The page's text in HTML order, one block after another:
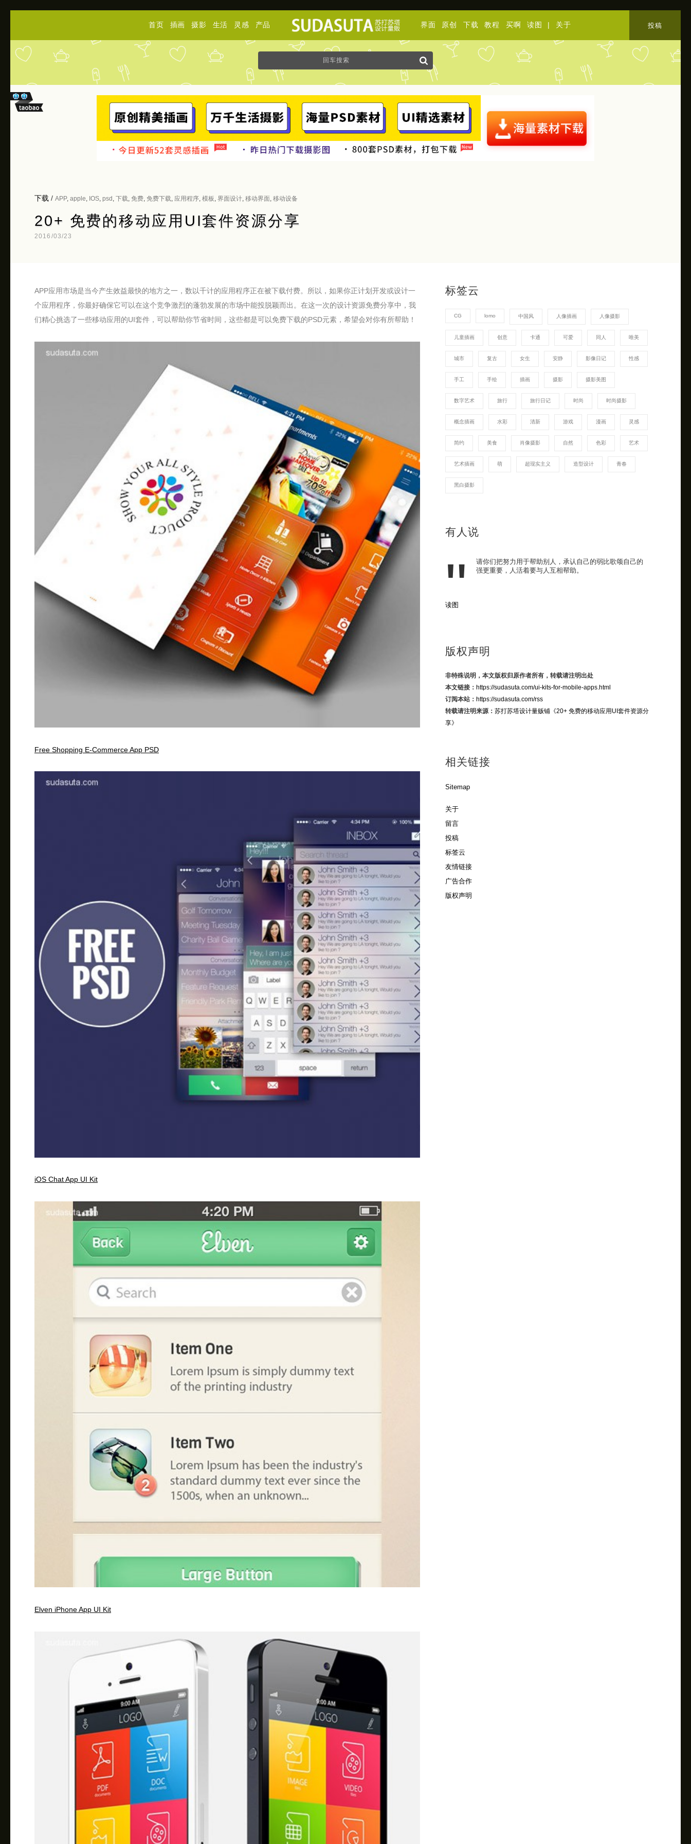
首页 插画 摄影 生活 灵感 产品 界面 原创 下载 教程 买啊 读图 | 关于 投稿
下载 / APP, apple IOS psd 下载 免费 免费下载 应用程序 模板 界面设计 移动界面 移动设备
20+ 免费的移动应用UI套件资源分享
2016/03/23
APP应用市场是当今产生效益最快的地方之一，数以千计的应用程序正在被下载付费。所以，如果你正计划开发或设计一
个应用程序，你最好确保它可以在这个竞争激烈的蓬勃发展的市场中能投脱颖而出。在这一次的设计资源免费分享中，我
们精心挑选了一些移动应用的UI套件，可以帮助你节省时间，这些都是可以免费下载的PSD元素，希望会对你有所帮助！
Free Shopping E-Commerce App PSD
iOS Chat App UI Kit
Elven iPhone App UI Kit
标签云
CG lomo 中国风 人像插画 人像摄影
儿童插画 创意 卡通 可爱 同人 唯美
城市 复古 女生 安静 影像日记 性感
手工 手绘 插画 摄影 摄影美图
数字艺术 旅行 旅行日记 时尚 时尚摄影
概念插画 水彩 清新 游戏 漫画 灵感
简约 美食 肖像摄影 自然 色彩 艺术
艺术插画 萌 超现实主义 造型设计 青春
黑白摄影
有人说
请你们把努力用于帮助别人，承认自己的弱比歌颂自己的
强更重要，人活着要与人互相帮助。
读图
版权声明
非特殊说明，本文版权归原作者所有，转载请注明出处
本文链接： https://sudasuta.com/ui-kits-for-mobile-apps.html
订阅本站： https://sudasuta.com/rss
转载请注明来源： 苏打苏塔设计量贩铺《20+ 免费的移动应用UI套件资源分
享》
相关链接
Sitemap
关于
留言
投稿
标签云
友情链接
广告合作
版权声明